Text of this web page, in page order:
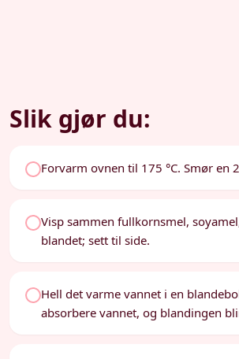
Slik gjør du:
Forvarm ovnen til 175 °C. Smør en
Visp sammen fullkornsmel,
blandet; sett til side.
Hell det varme vannet i en
absorbere vannet, og blandingen